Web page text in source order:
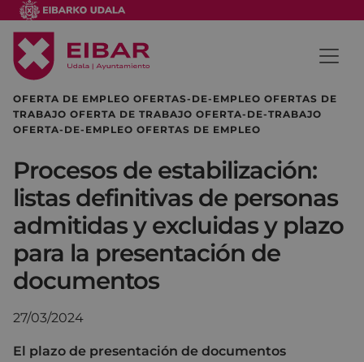
OFERTA DE EMPLEO OFERTAS-DE-EMPLEO OFERTAS DE
TRABAJO OFERTA DE TRABAJO OFERTA-DE-TRABAJO
OFERTA-DE-EMPLEO OFERTAS DE EMPLEO
Procesos de estabilización:
listas definitivas de personas
admitidas y excluidas y plazo
para la presentación de
documentos
27/03/2024
El plazo de presentación de documentos